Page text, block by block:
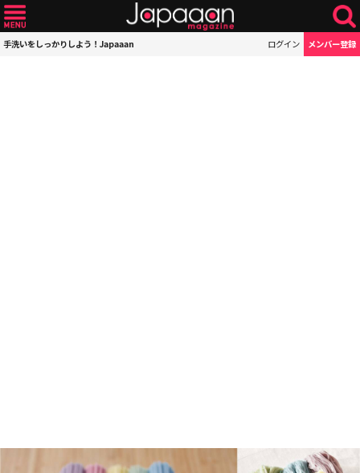
手洗いをしっかりしよう！Japaaan ログイン メンバー登録